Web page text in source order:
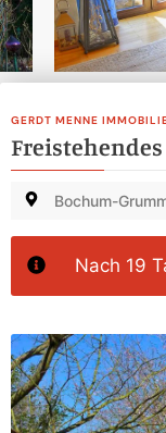
GERDT MENNE
Bochum-
Nach 19